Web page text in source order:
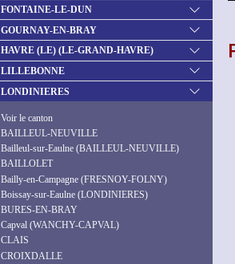
FONTAINE-LE-DUN
GOURNAY-EN-BRAY
HAVRE (LE) (LE-GRAND-HAVRE)
LILLEBONNE
LONDINIERES
Voir le canton
BAILLEUL-NEUVILLE
Bailleul-sur-Eaulne (BAILLEUL-NEUVILLE)
BAILLOLET
Bailly-en-Campagne (FRESNOY-FOLNY)
Boissay-sur-Eaulne (LONDINIERES)
BURES-EN-BRAY
Capval (WANCHY-CAPVAL)
CLAIS
CROIXDALLE